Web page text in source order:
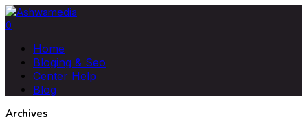
0
Home
Bloging & Seo
Center Help
Blog
Archives